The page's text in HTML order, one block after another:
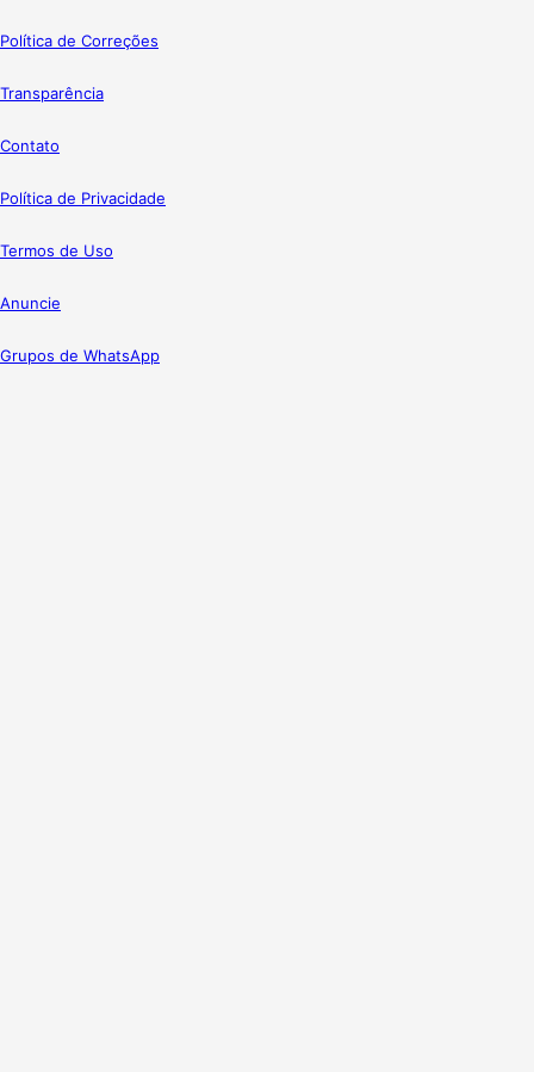
Política de Correções
Transparência
Contato
Política de Privacidade
Termos de Uso
Anuncie
Grupos de WhatsApp